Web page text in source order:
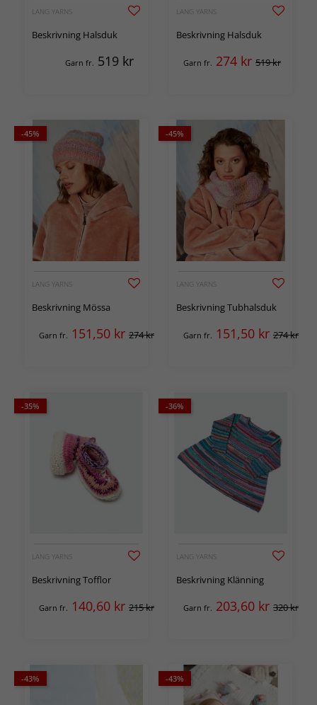
LANG YARNS
Beskrivning Halsduk
Garn fr. 519 kr
LANG YARNS
Beskrivning Halsduk
Garn fr. 274 kr 519 kr
-45%
LANG YARNS
Beskrivning Mössa
Garn fr. 151,50 kr 274 kr
-45%
LANG YARNS
Beskrivning Tubhalsduk
Garn fr. 151,50 kr 274 kr
-35%
LANG YARNS
Beskrivning Tofflor
Garn fr. 140,60 kr 215 kr
-36%
LANG YARNS
Beskrivning Klänning
Garn fr. 203,60 kr 320 kr
-43% -43%